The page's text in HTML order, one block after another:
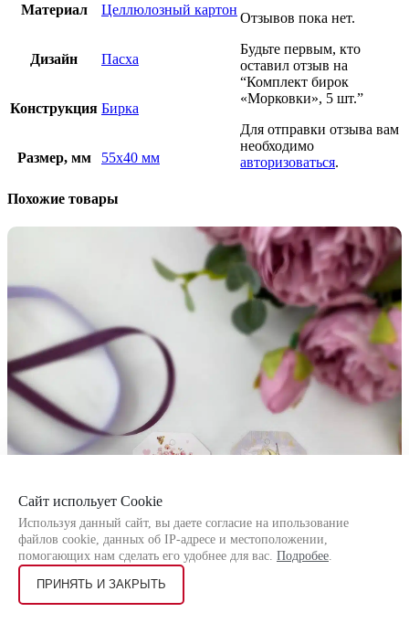
Материал Целлюлозный картон
Дизайн Пасха
Конструкция Бирка
Размер, мм 55х40 мм
Отзывов пока нет.
Будьте первым, кто
оставил отзыв на
“Комплект бирок
«Морковки», 5 шт.”
Для отправки отзыва вам
необходимо
авторизоваться.
Похожие товары
Сайт испольует Cookie
Используя данный сайт, вы даете согласие на ипользование
файлов cookie, данных об IP-адресе и местоположении,
помогающих нам сделать его удобнее для вас. Подробее.
ПРИНЯТЬ И ЗАКРЫТЬ